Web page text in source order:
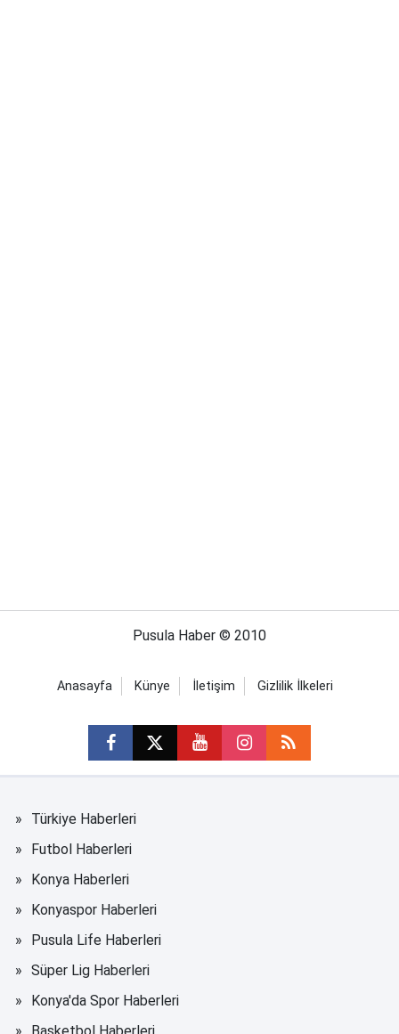
Pusula Haber © 2010
Anasayfa Künye İletişim Gizlilik İlkeleri
Türkiye Haberleri
Futbol Haberleri
Konya Haberleri
Konyaspor Haberleri
Pusula Life Haberleri
Süper Lig Haberleri
Konya'da Spor Haberleri